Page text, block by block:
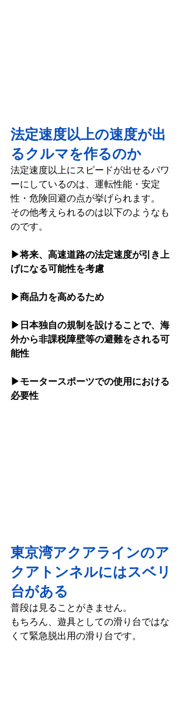
法定速度以上の速度が出
るクルマを作るのか
法定速度以上にスピードが出せるパワ
ーにしているのは、運転性能・安定
性・危険回避の点が挙げられます。
その他考えられるのは以下のようなも
のです。
▶将来、高速道路の法定速度が引き上
げになる可能性を考慮
▶商品力を高めるため
▶日本独自の規制を設けることで、海
外から非課税障壁等の避難をされる可
能性
▶モータースポーツでの使用における
必要性
東京湾アクアラインのア
クアトンネルにはスベリ
台がある
普段は見ることがきません。
もちろん、遊具としての滑り台ではな
くて緊急脱出用の滑り台です。